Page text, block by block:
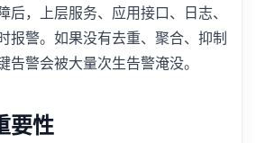
后，上层服务、应用接口、日志、
报警。如果没有去重、聚合、抑制
告警会被大量次生告警淹没。
要性